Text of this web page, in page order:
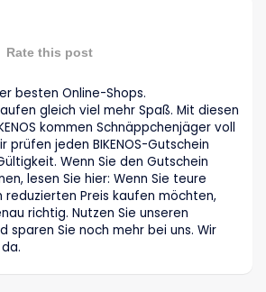
Rate this post
besten Online-Shops.
gleich viel mehr Spaß. Mit diesen
kommen Schnäppchenjäger voll
prüfen jeden BIKENOS-Gutschein
Wenn Sie den Gutschein
lesen Sie hier: Wenn Sie teure
reduzierten Preis kaufen möchten,
richtig. Nutzen Sie unseren
sparen Sie noch mehr bei uns. Wir